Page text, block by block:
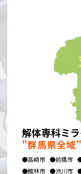
解体専科ミ
"群馬県全域"
●高崎市 ●前橋市
●館林市 ●渋川市